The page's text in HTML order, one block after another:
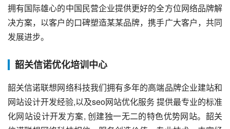
拥有国际雄心的中国民营企业提供更好的全方位网络品牌解
决方案，以客户的口碑塑造某某品牌，携手广大客户，共同
发展进步。
韶关信诺优化培训中心
韶关信诺联想网络科技我们拥有多年的高端品牌企业建站和
网站设计开发经验,以及seo网站优化服务 提供最专业的标准
化网站设计开发方案, 创建独一无二的特色优势网站。韶关